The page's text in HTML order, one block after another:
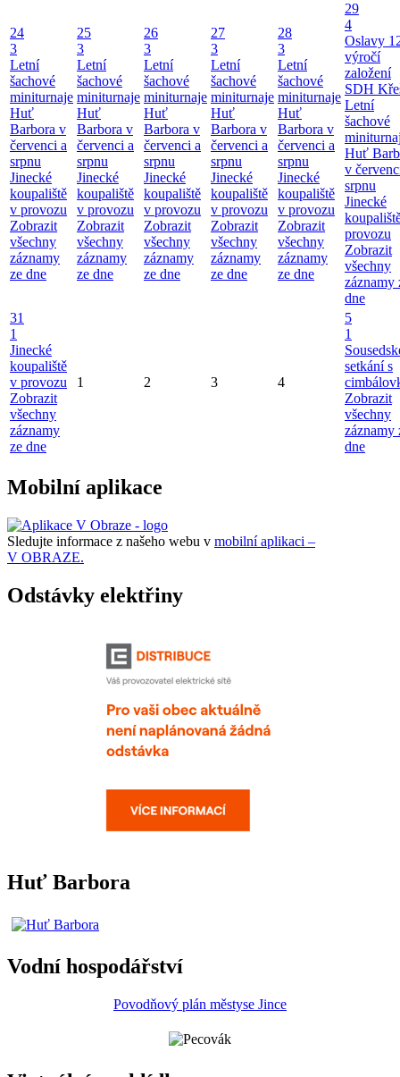
24
3
Letní
šachové
miniturnaje
Huť
Barbora v
červenci a
srpnu
Jinecké
koupaliště
v provozu
Zobrazit
všechny
záznamy
ze dne
25
3
Letní
šachové
miniturnaje
Huť
Barbora v
červenci a
srpnu
Jinecké
koupaliště
v provozu
Zobrazit
všechny
záznamy
ze dne
26
3
Letní
šachové
miniturnaje
Huť
Barbora v
červenci a
srpnu
Jinecké
koupaliště
v provozu
Zobrazit
všechny
záznamy
ze dne
27
3
Letní
šachové
miniturnaje
Huť
Barbora v
červenci a
srpnu
Jinecké
koupaliště
v provozu
Zobrazit
všechny
záznamy
ze dne
28
3
Letní
šachové
miniturnaje
Huť
Barbora v
červenci a
srpnu
Jinecké
koupaliště
v provozu
Zobrazit
všechny
záznamy
ze dne
29
4
Oslavy
výročí
založení
SDH
Letní
šachové
Huť
v
srpnu
Jinecké
provozu
Zobrazit
všechny
záznamy
dne
31
1
Jinecké
koupaliště
v provozu
Zobrazit
všechny
záznamy
ze dne
1 2 3 4
5
1
setkání s
Zobrazit
všechny
záznamy
dne
Mobilní aplikace
Sledujte informace z našeho webu v mobilní aplikaci –
V OBRAZE.
Odstávky elektřiny
Huť Barbora
Vodní hospodářství
Povodňový plán městyse Jince